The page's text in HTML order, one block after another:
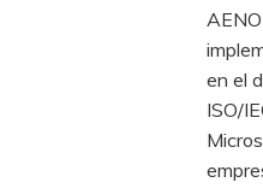
en el
ISO/